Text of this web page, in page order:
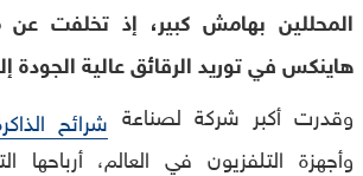
المحللين بهامش كبير، إذ تخلفت
هاينكس في توريد الرقائق عالية الجودة
وقدرت أكبر شركة لصناعة شرائح